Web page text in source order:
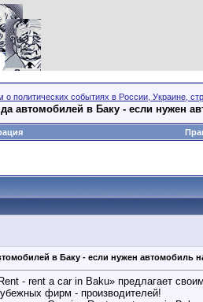
о политических событиях в России, Украине,
автомобилей в Баку - если нужен
в Баку - если нужен автомобиль
- rent a car in Baku» предлагает
фирм - производителей!